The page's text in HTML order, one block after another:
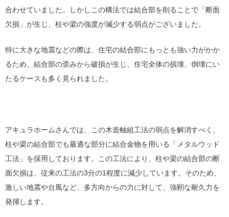
合わせていました。しかしこの構法では結合部を削ることで「断面
欠損」が生じ、柱や梁の強度が減少する弱点がございました。
特に大きな地震などの際は、住宅の結合部にもっとも強い力がかか
るため、結合部の歪みから破損が生じ、住宅全体の損壊、倒壊にい
たるケースも多く見られました。
アキュラホームさんでは、この木造軸組工法の弱点を解消すべく、
柱や梁の結合部でも最適な部分に結合金物を用いる「メタルウッド
工法」を採用しております。この工法により、柱や梁の結合部の断
面欠損は、従来の工法の3分の1程度に減少しています。そのため、
激しい地震や台風など、多方向からの力に対して、強靭な耐久力を
発揮します。